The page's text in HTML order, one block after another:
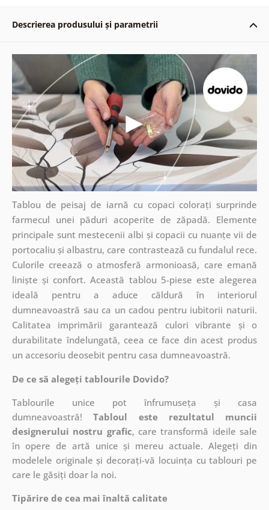
Descrierea produsului și parametrii
Tablou de peisaj de iarnă cu copaci colorați surprinde
farmecul unei păduri acoperite de zăpadă. Elemente
principale sunt mestecenii albi și copacii cu nuanțe vii de
portocaliu și albastru, care contrastează cu fundalul rece.
Culorile creează o atmosferă armonioasă, care emană
liniște și confort. Această tablou 5-piese este alegerea
ideală pentru a aduce căldură în interiorul
dumneavoastră sau ca un cadou pentru iubitorii naturii.
Calitatea imprimării garantează culori vibrante și o
durabilitate îndelungată, ceea ce face din acest produs
un accesoriu deosebit pentru casa dumneavoastră.
De ce să alegeți tablourile Dovido?
Tablourile unice pot înfrumuseța și casa
dumneavoastră!Tabloul este rezultatul muncii
designerului nostru grafic, caretransformă ideile sale
în opere de artă unice și mereu actuale. Alegeți din
modelele originale și decorați-vă locuința cu tablouri pe
care le găsiți doar la noi.
Tipărire de cea mai înaltă calitate